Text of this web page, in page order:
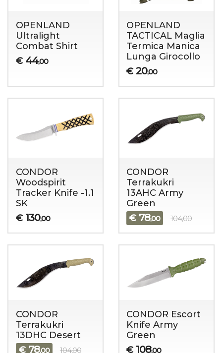
OPENLAND
Ultralight
Combat Shirt
€ 44,00
OPENLAND
TACTICAL Maglia
Termica Manica
Lunga Girocollo
€ 20,00
CONDOR
Woodspirit
Tracker Knife -1.1
SK
€ 130,00
CONDOR
Terrakukri
13AHC Army
Green
€ 78,00 104,00
CONDOR
Terrakukri
13DHC Desert
€ 78,00 104,00
CONDOR Escort
Knife Army
Green
€ 108,00